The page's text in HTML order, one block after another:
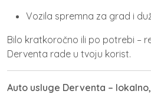
Vozila spremna za grad i
Bilo kratkoročno ili po potrebi –
Derventa rade u tvoju korist.
Auto usluge Derventa –